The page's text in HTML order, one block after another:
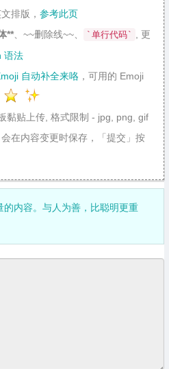
排版， 参考此页
** 、~~删除线~~、 `单行代码`
, 更
语法
自动补全来咯 ，可用的 Emoji
黏贴上传, 格式限制 - jpg, png, gif
在内容变更时保存，「提交」按
内容。与人为善，比聪明更重